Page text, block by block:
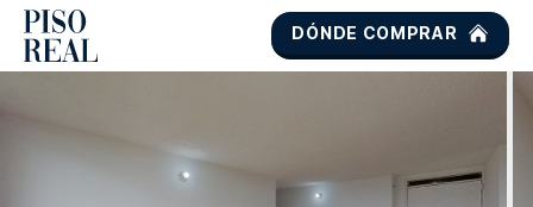
DÓNDE COMPRAR